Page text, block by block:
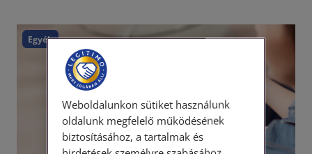
Egyéb
Weboldalunkon sütiket használunk
oldalunk megfelelő működésének
biztosításához, a tartalmak és